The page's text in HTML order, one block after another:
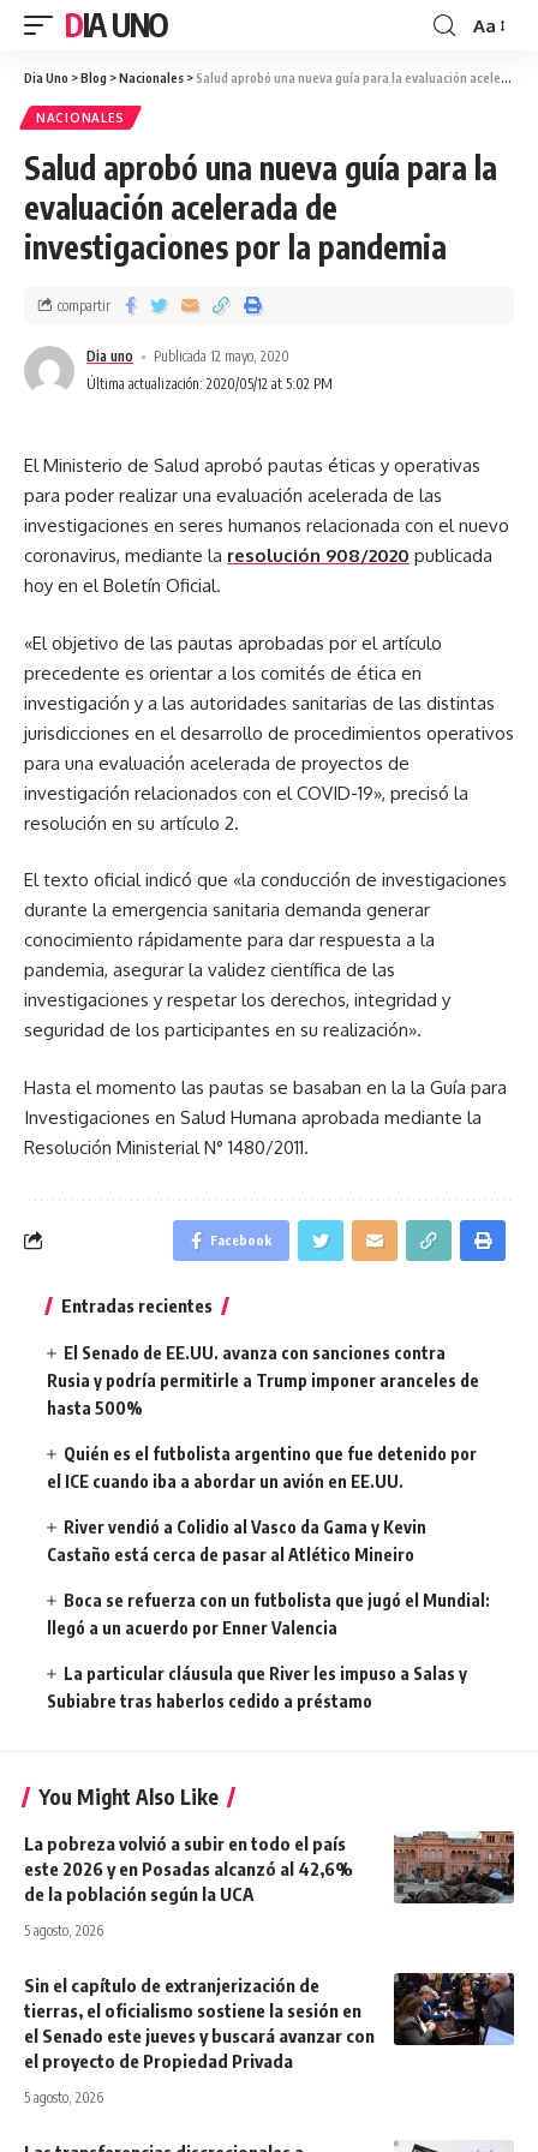
DIA UNO Aa
Dia Uno >Blog >Nacionales >Salud aprobó una nueva guía para la evaluación acelerada de investigaciones por la pandemia
NACIONALES
Salud aprobó una nueva guía para la
evaluación acelerada de
investigaciones por la pandemia
Última actualización: 2020/05/12 at 5:02 PM
Dia uno Publicada 12 mayo, 2020
compartir
El Ministerio de Salud aprobó pautas éticas y operativas
para poder realizar una evaluación acelerada de las
investigaciones en seres humanos relacionada con el nuevo
coronavirus, mediante la resolución 908/2020 publicada
hoy en el Boletín Oficial.
«El objetivo de las pautas aprobadas por el artículo
precedente es orientar a los comités de ética en
investigación y a las autoridades sanitarias de las distintas
jurisdicciones en el desarrollo de procedimientos operativos
para una evaluación acelerada de proyectos de
investigación relacionados con el COVID-19», precisó la
resolución en su artículo 2.
El texto oficial indicó que «la conducción de investigaciones
durante la emergencia sanitaria demanda generar
conocimiento rápidamente para dar respuesta a la
pandemia, asegurar la validez científica de las
investigaciones y respetar los derechos, integridad y
seguridad de los participantes en su realización».
Hasta el momento las pautas se basaban en la la Guía para
Investigaciones en Salud Humana aprobada mediante la
Resolución Ministerial N° 1480/2011.
Facebook
Entradas recientes
El Senado de EE.UU. avanza con sanciones contra
Rusia y podría permitirle a Trump imponer aranceles de
hasta 500%
Quién es el futbolista argentino que fue detenido por
el ICE cuando iba a abordar un avión en EE.UU.
River vendió a Colidio al Vasco da Gama y Kevin
Castaño está cerca de pasar al Atlético Mineiro
Boca se refuerza con un futbolista que jugó el Mundial:
llegó a un acuerdo por Enner Valencia
La particular cláusula que River les impuso a Salas y
Subiabre tras haberlos cedido a préstamo
You Might Also Like
La pobreza volvió a subir en todo el país
este 2026 y en Posadas alcanzó al 42,6%
de la población según la UCA
5 agosto, 2026
Sin el capítulo de extranjerización de
tierras, el oficialismo sostiene la sesión en
el Senado este jueves y buscará avanzar con
el proyecto de Propiedad Privada
5 agosto, 2026